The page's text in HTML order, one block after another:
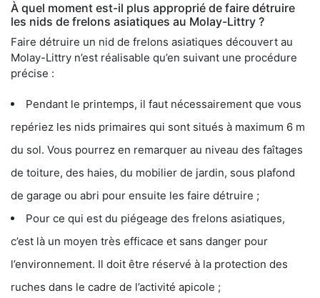
À quel moment est-il plus approprié de faire détruire
les nids de frelons asiatiques au Molay-Littry ?
Faire détruire un nid de frelons asiatiques découvert au
Molay-Littry n’est réalisable qu’en suivant une procédure
précise :
Pendant le printemps, il faut nécessairement que vous
repériez les nids primaires qui sont situés à maximum 6 m
du sol. Vous pourrez en remarquer au niveau des faîtages
de toiture, des haies, du mobilier de jardin, sous plafond
de garage ou abri pour ensuite les faire détruire ;
Pour ce qui est du piégeage des frelons asiatiques,
c’est là un moyen très efficace et sans danger pour
l’environnement. Il doit être réservé à la protection des
ruches dans le cadre de l’activité apicole ;